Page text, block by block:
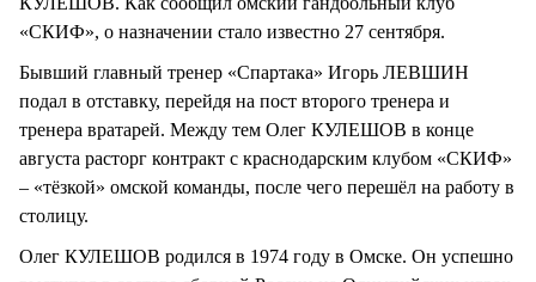
«СКИФ», о назначении стало известно 27 сентября.
Бывший главный тренер «Спартака» Игорь ЛЕВШИН
подал в отставку, перейдя на пост второго тренера и
тренера вратарей. Между тем Олег КУЛЕШОВ в конце
августа расторг контракт с краснодарским клубом «СКИФ»
– «тёзкой» омской команды, после чего перешёл на работу в
столицу.
Олег КУЛЕШОВ родился в 1974 году в Омске. Он успешно